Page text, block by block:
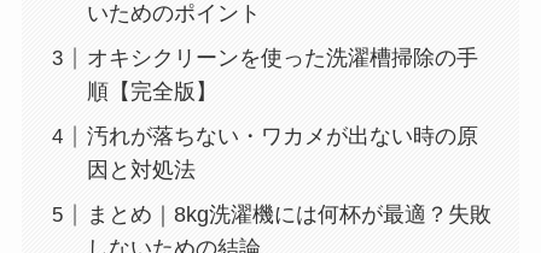
いためのポイント
オキシクリーンを使った洗濯槽掃除の手
順【完全版】
汚れが落ちない・ワカメが出ない時の原
因と対処法
まとめ｜8kg洗濯機には何杯が最適？失敗